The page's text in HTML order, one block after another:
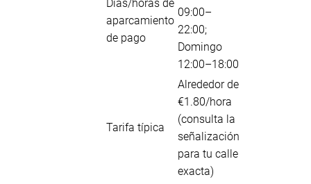
Días/horas de
aparcamiento
de pago
09:00–
22:00;
Domingo
12:00–18:00
Tarifa típica
Alrededor de
€1.80/hora
(consulta la
señalización
para tu calle
exacta)